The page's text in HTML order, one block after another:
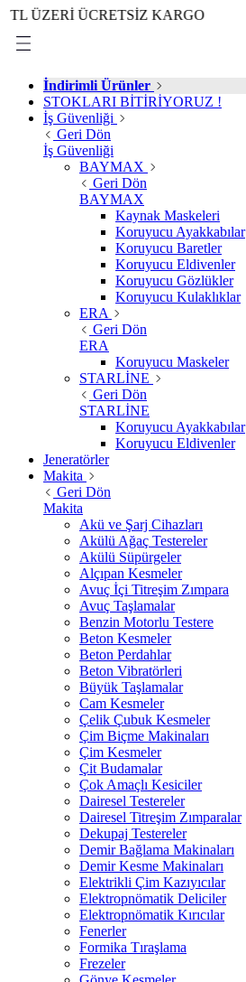
ÜCRETSİZ KARGO
İndirimli Ürünler
STOKLARI BİTİRİYORUZ !
İş Güvenliği
Geri Dön
İş Güvenliği
BAYMAX
Geri Dön
BAYMAX
Kaynak Maskeleri
Koruyucu Ayakkabılar
Koruyucu Baretler
Koruyucu Eldivenler
Koruyucu Gözlükler
Koruyucu Kulaklıklar
ERA
Geri Dön
ERA
Koruyucu Maskeler
STARLİNE
Geri Dön
STARLİNE
Koruyucu Ayakkabılar
Koruyucu Eldivenler
Jeneratörler
Makita
Geri Dön
Makita
Akü ve Şarj Cihazları
Akülü Ağaç Testereler
Akülü Süpürgeler
Alçıpan Kesmeler
Avuç İçi Titreşim Zımpara
Avuç Taşlamalar
Benzin Motorlu Testere
Beton Kesmeler
Beton Perdahlar
Beton Vibratörleri
Büyük Taşlamalar
Cam Kesmeler
Çelik Çubuk Kesmeler
Çim Biçme Makinaları
Çim Kesmeler
Çit Budamalar
Çok Amaçlı Kesiciler
Dairesel Testereler
Dairesel Titreşim Zımparalar
Dekupaj Testereler
Demir Bağlama Makinaları
Demir Kesme Makinaları
Elektrikli Çim Kazıyıcılar
Elektropnömatik Deliciler
Elektropnömatik Kırıcılar
Fenerler
Formika Tıraşlama
Frezeler